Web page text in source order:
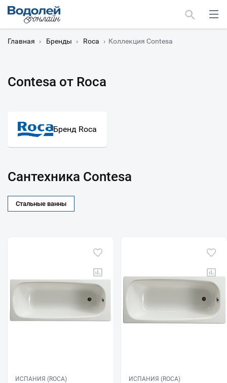
Главная › Бренды › Roca › Коллекция Contesa
Contesa от Roca
Бренд Roca
Сантехника Contesa
Стальные ванны
ИСПАНИЯ (ROCA) ИСПАНИЯ (ROCA)